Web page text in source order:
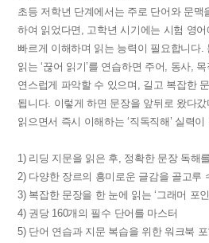
초등 저학년 단계에서는 주로 단어와 문맥
하여 읽었다면, 고학년 시기에는 시험 영
빠르게 이해하며 읽는 능력이 필요합니다.
읽는 ‘끊어 읽기’를 연습하면 주어, 동사,
연스럽게 파악할 수 있으며, 길고 복잡한
됩니다. 이렇게 하면 문장을 앞뒤로 왔다
읽으면서 즉시 이해하는 ‘직독직해’ 실력이
1) 리딩 지문을 읽은 후, 정확한 문장 독해
2) 다양한 장르의 흥미로운 글감을 골고루
3) 복잡한 문장을 한 눈에 읽는 ‘그래머 포인
4) 권당 160개의 필수 단어를 마스터
5) 단어 연습과 지문 복습을 위한 워크북